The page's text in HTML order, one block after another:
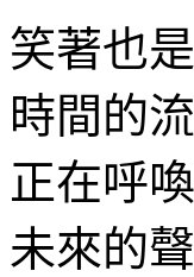
笑著也
時間的
正在呼
未來的